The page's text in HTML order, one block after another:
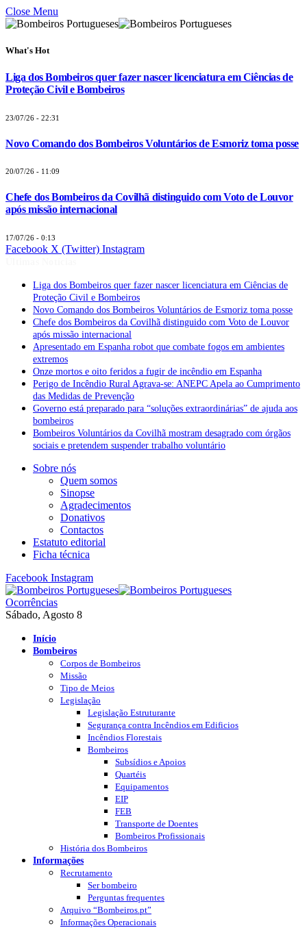
Close Menu
What's Hot
Liga dos Bombeiros quer fazer nascer licenciatura em Ciências de
Proteção Civil e Bombeiros
23/07/26 - 22:31
Novo Comando dos Bombeiros Voluntários de Esmoriz toma posse
20/07/26 - 11:09
Chefe dos Bombeiros da Covilhã distinguido com Voto de Louvor
após missão internacional
17/07/26 - 0:13
Facebook X (Twitter) Instagram
Liga dos Bombeiros quer fazer nascer licenciatura em Ciências de
Proteção Civil e Bombeiros
Novo Comando dos Bombeiros Voluntários de Esmoriz toma posse
Chefe dos Bombeiros da Covilhã distinguido com Voto de Louvor
após missão internacional
Apresentado em Espanha robot que combate fogos em ambientes
extremos
Onze mortos e oito feridos a fugir de incêndio em Espanha
Perigo de Incêndio Rural Agrava-se: ANEPC Apela ao Cumprimento
das Medidas de Prevenção
Governo está preparado para “soluções extraordinárias” de ajuda aos
bombeiros
Bombeiros Voluntários da Covilhã mostram desagrado com órgãos
sociais e pretendem suspender trabalho voluntário
Sobre nós
Quem somos
Sinopse
Agradecimentos
Donativos
Contactos
Estatuto editorial
Ficha técnica
Facebook Instagram
Ocorrências
Sábado, Agosto 8
Início
Bombeiros
Corpos de Bombeiros
Missão
Tipo de Meios
Legislação
Legislação Estruturante
Segurança contra Incêndios em Edificios
Incêndios Florestais
Bombeiros
Subsídios e Apoios
Quartéis
Equipamentos
EIP
FEB
Transporte de Doentes
Bombeiros Profissionais
História dos Bombeiros
Informações
Recrutamento
Ser bombeiro
Perguntas frequentes
Arquivo “Bombeiros.pt”
Informações Operacionais